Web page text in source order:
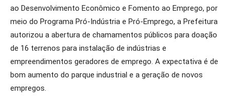
ao Desenvolvimento Econômico e Fomento ao Emprego, por
meio do Programa Pró-Indústria e Pró-Emprego, a Prefeitura
autorizou a abertura de chamamentos públicos para doação
de 16 terrenos para instalação de indústrias e
empreendimentos geradores de emprego. A expectativa é de
bom aumento do parque industrial e a geração de novos
empregos.